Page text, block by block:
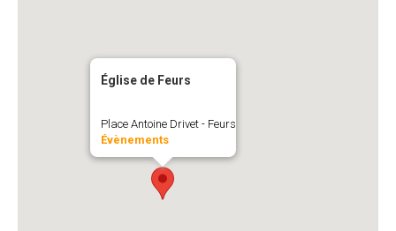
Église de Feurs
Place Antoine Drivet - Feurs
Évènements